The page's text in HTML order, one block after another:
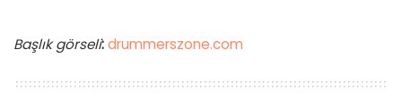
Başlık görseli:drummerszone.com